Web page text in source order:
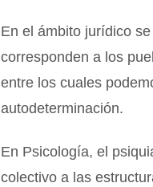
En el ámbito jurídico
corresponden a los
entre los cuales
autodeterminación.
En Psicología, el
colectivo a las